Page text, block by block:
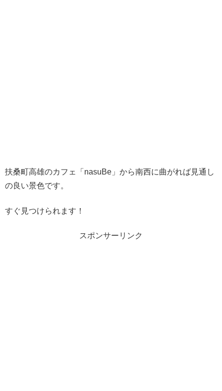
扶桑町高雄のカフェ「nasuBe」から南西に曲がれば見通し
の良い景色です。
すぐ見つけられます！
スポンサーリンク